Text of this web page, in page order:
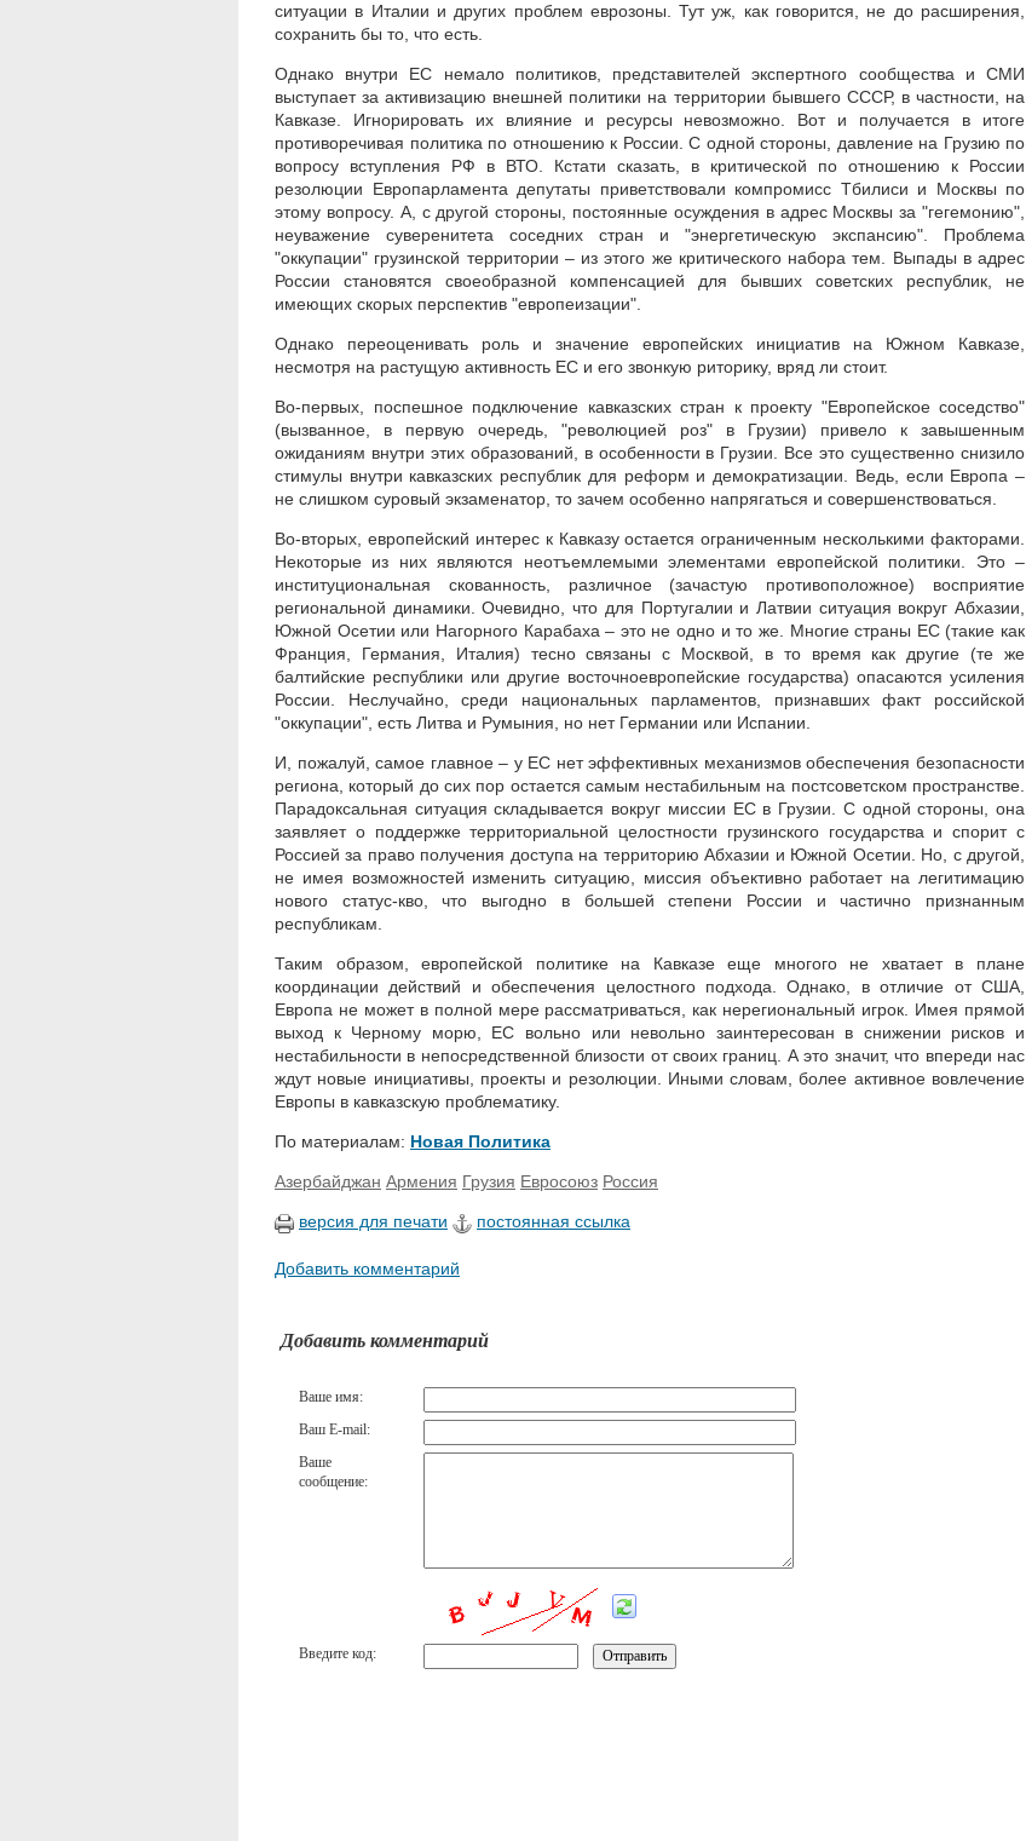
ситуации в Италии и других проблем еврозоны. Тут уж, как говорится, не до расширения,
сохранить бы то, что есть.
Однако внутри ЕС немало политиков, представителей экспертного сообщества и СМИ
выступает за активизацию внешней политики на территории бывшего СССР, в частности, на
Кавказе. Игнорировать их влияние и ресурсы невозможно. Вот и получается в итоге
противоречивая политика по отношению к России. С одной стороны, давление на Грузию по
вопросу вступления РФ в ВТО. Кстати сказать, в критической по отношению к России
резолюции Европарламента депутаты приветствовали компромисс Тбилиси и Москвы по
этому вопросу. А, с другой стороны, постоянные осуждения в адрес Москвы за "гегемонию",
неуважение суверенитета соседних стран и "энергетическую экспансию". Проблема
"оккупации" грузинской территории – из этого же критического набора тем. Выпады в адрес
России становятся своеобразной компенсацией для бывших советских республик, не
имеющих скорых перспектив "европеизации".
Однако переоценивать роль и значение европейских инициатив на Южном Кавказе,
несмотря на растущую активность ЕС и его звонкую риторику, вряд ли стоит.
Во-первых,
поспешное подключение кавказских стран к проекту "Европейское соседство"
(вызванное, в первую очередь, "революцией роз" в Грузии) привело к завышенным
ожиданиям внутри этих образований, в особенности в Грузии. Все это существенно снизило
стимулы внутри кавказских республик для реформ и демократизации. Ведь, если Европа –
не слишком суровый экзаменатор, то зачем особенно напрягаться и совершенствоваться.
Во-вторых, европейский интерес к Кавказу остается ограниченным несколькими факторами.
Некоторые из них являются неотъемлемыми элементами европейской политики. Это –
институциональная скованность, различное (зачастую противоположное) восприятие
региональной динамики. Очевидно, что для Португалии и Латвии ситуация вокруг Абхазии,
Южной Осетии или Нагорного Карабаха – это не одно и то же. Многие страны ЕС (такие как
Франция, Германия, Италия) тесно связаны с Москвой, в то время как другие (те же
балтийские республики или другие восточноевропейские государства) опасаются усиления
России. Неслучайно, среди национальных парламентов, признавших факт российской
"оккупации", есть Литва и Румыния, но нет Германии или Испании.
И, пожалуй, самое главное – у ЕС нет эффективных механизмов обеспечения безопасности
региона, который до сих пор остается самым нестабильным на постсоветском пространстве.
Парадоксальная ситуация складывается вокруг миссии ЕС в Грузии. С одной стороны, она
заявляет о поддержке территориальной целостности грузинского государства и спорит с
Россией за право получения доступа на территорию Абхазии и Южной Осетии. Но, с другой,
не имея возможностей изменить ситуацию, миссия объективно работает на легитимацию
нового статус-кво,
что выгодно в большей степени России и частично признанным
республикам.
Таким образом, европейской политике на Кавказе еще многого не хватает в плане
координации действий и обеспечения целостного подхода. Однако, в отличие от США,
Европа не может в полной мере рассматриваться, как нерегиональный игрок. Имея прямой
выход к Черному морю, ЕС вольно или невольно заинтересован в снижении рисков и
нестабильности в непосредственной близости от своих границ. А это значит, что впереди нас
ждут новые инициативы, проекты и резолюции. Иными словам, более активное вовлечение
Европы в кавказскую проблематику.
По материалам: Новая Политика
Азербайджан Армения Грузия Евросоюз Россия
версия для печати постоянная ссылка
Добавить комментарий
Добавить комментарий
Ваше имя:
Ваш E-mail:
Ваше
сообщение:
Введите код: